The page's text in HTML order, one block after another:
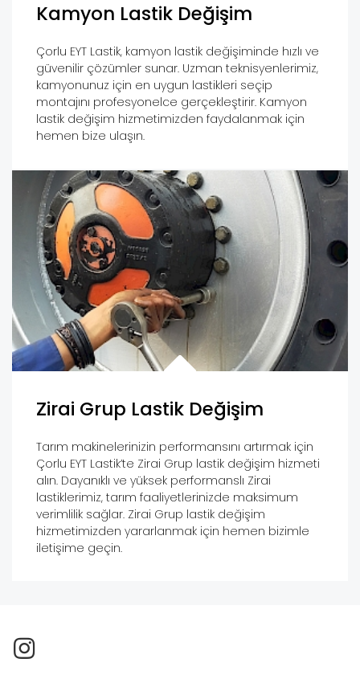
Kamyon Lastik Değişim
Çorlu EYT Lastik, kamyon lastik değişiminde hızlı ve
güvenilir çözümler sunar. Uzman teknisyenlerimiz,
kamyonunuz için en uygun lastikleri seçip
montajını profesyonelce gerçekleştirir. Kamyon
lastik değişim hizmetimizden faydalanmak için
hemen bize ulaşın.
Zirai Grup Lastik Değişim
Tarım makinelerinizin performansını artırmak için
Çorlu EYT Lastik’te Zirai Grup lastik değişim hizmeti
alın. Dayanıklı ve yüksek performanslı Zirai
lastiklerimiz, tarım faaliyetlerinizde maksimum
verimlilik sağlar. Zirai Grup lastik değişim
hizmetimizden yararlanmak için hemen bizimle
iletişime geçin.